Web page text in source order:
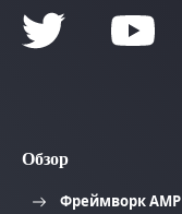
Обзор
Фреймворк AMP